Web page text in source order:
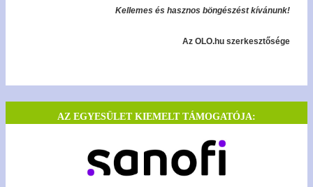
Kellemes és hasznos böngészést kívánunk!
Az OLO.hu szerkesztősége
AZ EGYESÜLET KIEMELT TÁMOGATÓJA: